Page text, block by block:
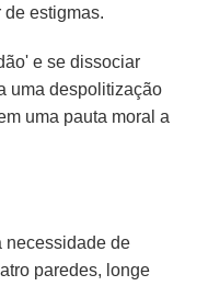
estigmas.
e se dissociar
uma despolitização
uma pauta moral a
necessidade de
paredes, longe